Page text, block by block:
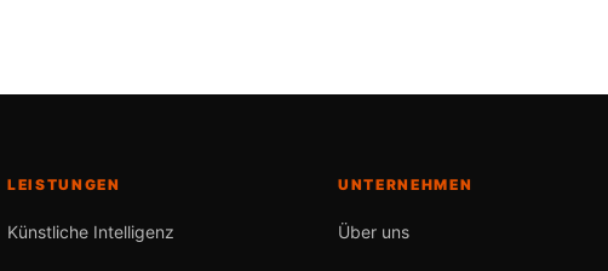
LEISTUNGEN
Künstliche Intelligenz
UNTERNEHMEN
Über uns